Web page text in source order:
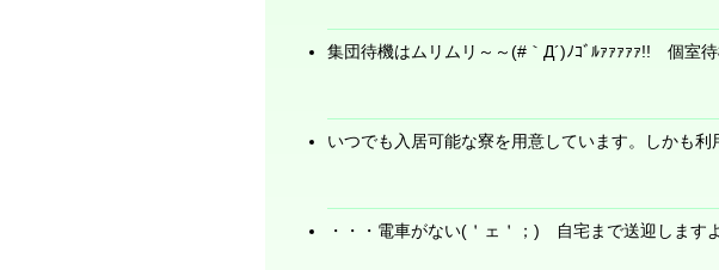
集団待機はムリムリ～～(#｀Д´)ﾉｺﾞﾙｧｧｧｧｧ!! 個室
いつでも入居可能な寮を用意しています。しかも
・・・電車がない(＇ェ＇；) 自宅まで送迎します